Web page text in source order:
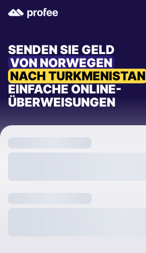
SENDEN SIE GELD
VON NORWEGEN
NACH TURKMENISTAN
EINFACHE ONLINE-
ÜBERWEISUNGEN